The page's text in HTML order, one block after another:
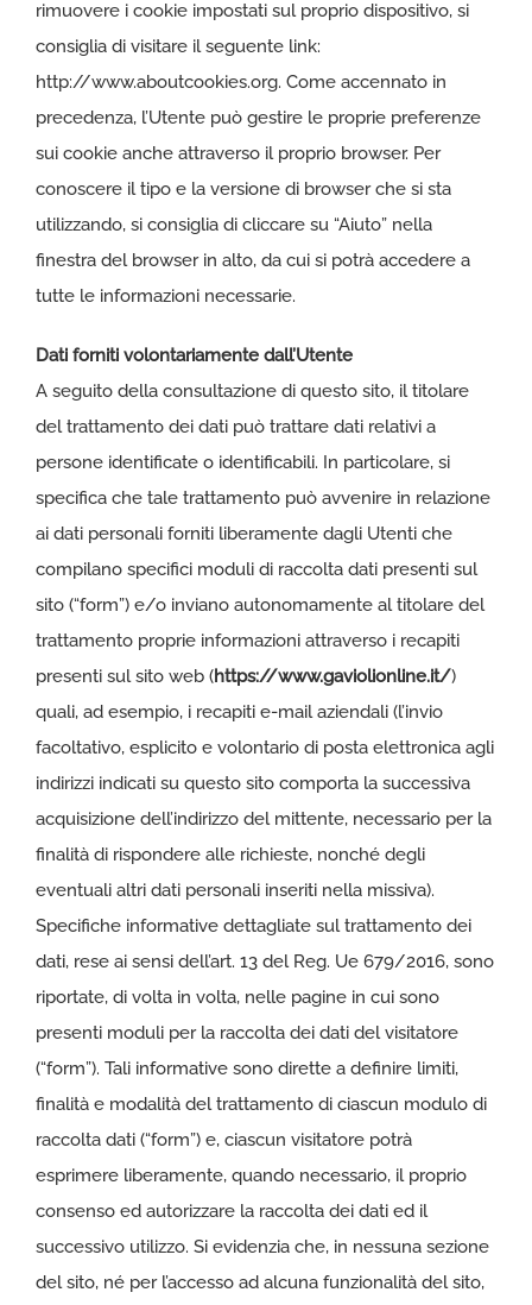
rimuovere i cookie impostati sul proprio dispositivo, si
consiglia di visitare il seguente link:
http://www.aboutcookies.org. Come accennato in
precedenza, l’Utente può gestire le proprie preferenze
sui cookie anche attraverso il proprio browser. Per
conoscere il tipo e la versione di browser che si sta
utilizzando, si consiglia di cliccare su “Aiuto” nella
finestra del browser in alto, da cui si potrà accedere a
tutte le informazioni necessarie.
Dati forniti volontariamente dall’Utente
A seguito della consultazione di questo sito, il titolare
del trattamento dei dati può trattare dati relativi a
persone identificate o identificabili. In particolare, si
specifica che tale trattamento può avvenire in relazione
ai dati personali forniti liberamente dagli Utenti che
compilano specifici moduli di raccolta dati presenti sul
sito (“form”) e/o inviano autonomamente al titolare del
trattamento proprie informazioni attraverso i recapiti
presenti sul sito web (https://www.gaviolionline.it/)
quali, ad esempio, i recapiti e-mail aziendali (l’invio
facoltativo, esplicito e volontario di posta elettronica agli
indirizzi indicati su questo sito comporta la successiva
acquisizione dell’indirizzo del mittente, necessario per la
finalità di rispondere alle richieste, nonché degli
eventuali altri dati personali inseriti nella missiva).
Specifiche informative dettagliate sul trattamento dei
dati, rese ai sensi dell’art. 13 del Reg. Ue 679/2016, sono
riportate, di volta in volta, nelle pagine in cui sono
presenti moduli per la raccolta dei dati del visitatore
(“form”). Tali informative sono dirette a definire limiti,
finalità e modalità del trattamento di ciascun modulo di
raccolta dati (“form”) e, ciascun visitatore potrà
esprimere liberamente, quando necessario, il proprio
consenso ed autorizzare la raccolta dei dati ed il
successivo utilizzo. Si evidenzia che, in nessuna sezione
del sito, né per l’accesso ad alcuna funzionalità del sito,